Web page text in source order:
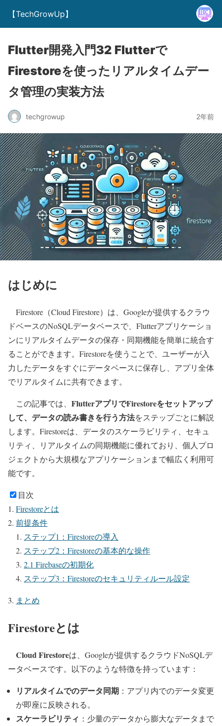
【TechGrowUp】
Flutter開発入門32 Flutterで
Firestoreを使ったリアルタイムデー
タ管理の実装方法
techgrowup 2年前
はじめに
Firestore（Cloud Firestore）は、Googleが提供するクラウ
ドベースのNoSQLデータベースで、Flutterアプリケーショ
ンにリアルタイムデータの保存・同期機能を簡単に統合す
ることができます。Firestoreを使うことで、ユーザーが入
力したデータをすぐにデータベースに保存し、アプリ全体
でリアルタイムに共有できます。
この記事では、 FlutterアプリでFirestoreをセットアップ
して、データの読み書きを行う方法をステップごとに解説
します。Firestoreは、データのスケーラビリティ、セキュ
リティ、リアルタイムの同期機能に優れており、個人プロ
ジェクトから大規模なアプリケーションまで幅広く利用可
能です。
目次
Firestoreとは
前提条件
ステップ1：Firestoreの導入
ステップ2：Firestoreの基本的な操作
2.1 Firebaseの初期化
ステップ3：Firestoreのセキュリティルール設定
まとめ
Firestoreとは
Cloud Firestoreは、Googleが提供するクラウドNoSQLデ
ータベースです。以下のような特徴を持っています：
リアルタイムでのデータ同期 ：アプリ内でのデータ変更
が即座に反映される。
スケーラビリティ ：少量のデータから膨大なデータまで